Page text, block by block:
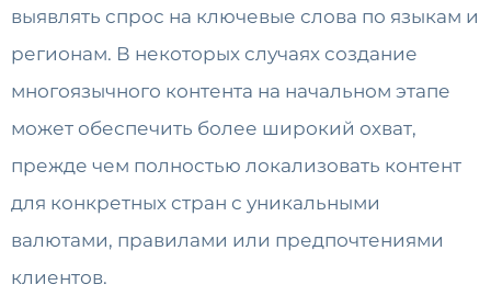
выявлять спрос на ключевые слова по языкам и
регионам. В некоторых случаях создание
многоязычного контента на начальном этапе
может обеспечить более широкий охват,
прежде чем полностью локализовать контент
для конкретных стран с уникальными
валютами, правилами или предпочтениями
клиентов.